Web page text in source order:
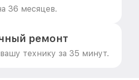
36 месяцев.
ремонт
технику за 35 минут.